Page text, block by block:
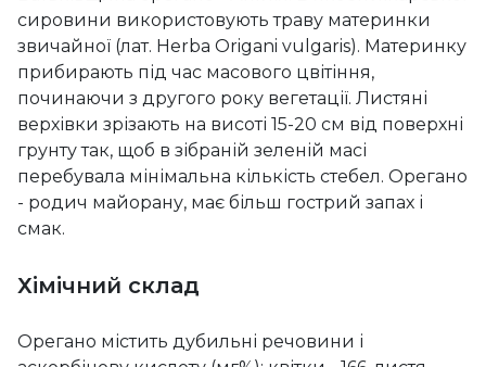
сировини використовують траву материнки
звичайної (лат. Herba Origani vulgaris). Материнку
прибирають під час масового цвітіння,
починаючи з другого року вегетації. Листяні
верхівки зрізають на висоті 15-20 см від поверхні
грунту так, щоб в зібраній зеленій масі
перебувала мінімальна кількість стебел. Орегано
- родич майорану, має більш гострий запах і
смак.
Хімічний склад
Орегано містить дубильні речовини і